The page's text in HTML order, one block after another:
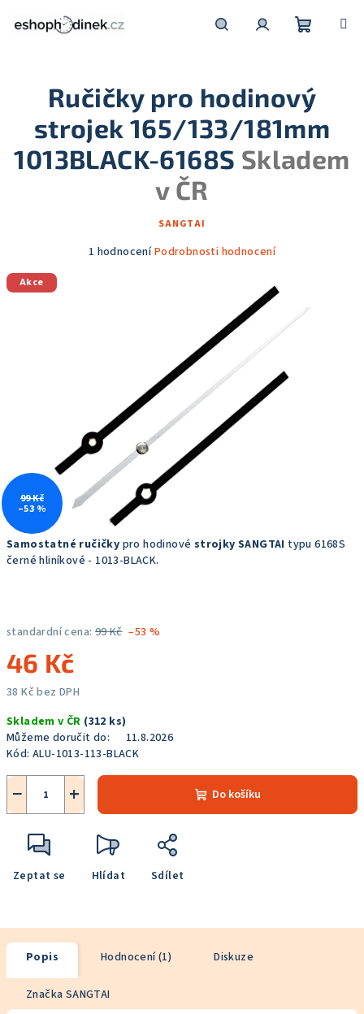
košík
Samostatné ručičky pro hodinové strojky SANGTAI typu 6168S
černé hliníkové - 1013-BLACK.
standardní cena: 99 Kč –53 %
46 Kč
38 Kč bez DPH
cena:
Skladem v ČR (312 ks)
Můžeme doručit do:
11.8.2026
Kód: ALU-1013-113-BLACK
+
− Do košíku
Zeptat se Hlídat Sdílet
Ručičky pro hodinový
strojek 165/133/181mm
1013BLACK-6168S Skladem
v ČR
SANGTAI
Průměrné
1 hodnoceníPodrobnosti hodnocení
Akce
99 Kč
–53 %
Popis Hodnocení (1) Diskuze
Značka SANGTAI